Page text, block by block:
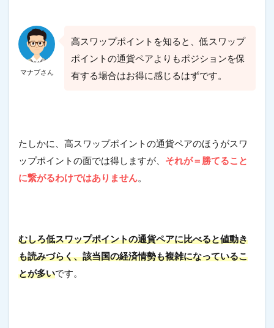
マナブさん
高スワップポイントを知ると、低スワップ
ポイントの通貨ペアよりもポジションを保
有する場合はお得に感じるはずです。
たしかに、高スワップポイントの通貨ペアのほうがスワ
ップポイントの面では得しますが、 それが＝勝てること
に繋がるわけではありません。
むしろ低スワップポイントの通貨ペアに比べると値動き
も読みづらく、該当国の経済情勢も複雑になっているこ
とが多いです。